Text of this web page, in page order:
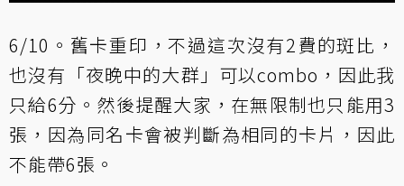
6/10。舊卡重印，不過這次沒有2費的斑比，
也沒有「夜晚中的大群」可以combo，因此我
只給6分。然後提醒大家，在無限制也只能用3
張，因為同名卡會被判斷為相同的卡片，因此
不能帶6張。